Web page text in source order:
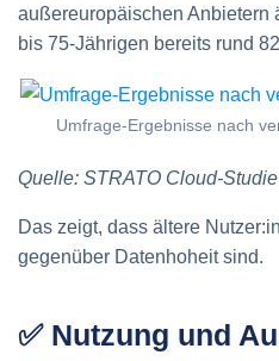
außereuropäischen Anbietern
bis 75‑Jährigen bereits rund
Umfrage-Ergebnisse nach
Quelle: STRATO Cloud-Studie
Das zeigt, dass ältere
gegenüber Datenhoheit sind.
✅ Nutzung und